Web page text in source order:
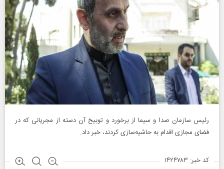
رئیس سازمان صدا و سيما از برخورد و توبیخ آن دسته از مجریانی که در
فضای مجازی اقدام به حاشیه‌سازی کردند، خبر داد.
کد خبر: ۱۴۲۴۷۸۳